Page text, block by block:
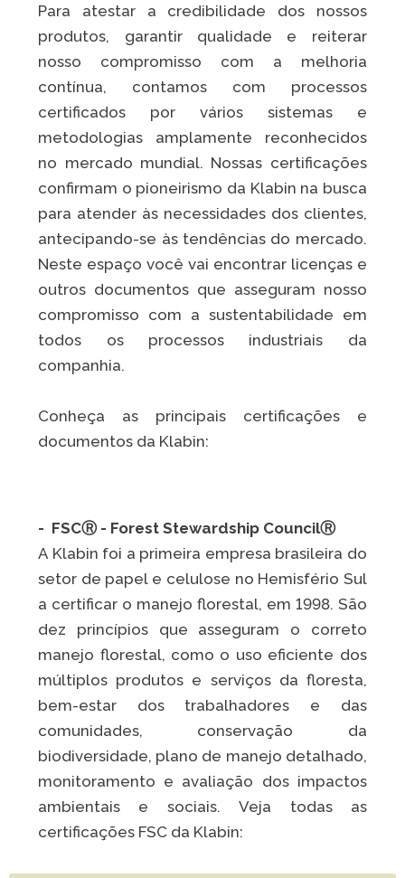
colaboradores e criar um ambiente de trabalho
saudável. O objetivo é que a saúde mental seja
tratada não apenas como uma medida emergencial,
mas sim como um tema perene e que faça parte da
estratégia de negócio das companhias - um avanço
no ODS 3 (Saúde e Bem-Estar).
Para atestar a credibilidade dos nossos
produtos, garantir qualidade e reiterar
nosso compromisso com a melhoria
contínua, contamos com processos
certificados por vários sistemas e
metodologias amplamente reconhecidos
no mercado mundial. Nossas certificações
confirmam o pioneirismo da Klabin na busca
para atender às necessidades dos clientes,
antecipando-se às tendências do mercado.
Neste espaço você vai encontrar licenças e
outros documentos que asseguram nosso
compromisso com a sustentabilidade em
todos os processos industriais da
companhia.
Conheça as principais certificações e
documentos da Klabin:
- FSCⓇ - Forest Stewardship CouncilⓇ
A Klabin foi a primeira empresa brasileira do
setor de papel e celulose no Hemisfério Sul
a certificar o manejo florestal, em 1998. São
dez princípios que asseguram o correto
manejo florestal, como o uso eficiente dos
múltiplos produtos e serviços da floresta,
bem-estar dos trabalhadores e das
comunidades, conservação da
biodiversidade, plano de manejo detalhado,
monitoramento e avaliação dos impactos
ambientais e sociais. Veja todas as
certificações FSC da Klabin: